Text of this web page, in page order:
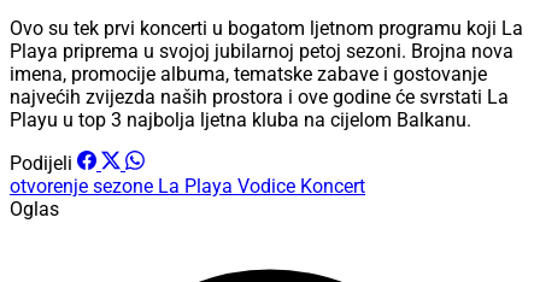
Ovo su tek prvi koncerti u bogatom ljetnom programu koji La
Playa priprema u svojoj jubilarnoj petoj sezoni. Brojna nova
imena, promocije albuma, tematske zabave i gostovanje
najvećih zvijezda naših prostora i ove godine će svrstati La
Playu u top 3 najbolja ljetna kluba na cijelom Balkanu.
Podijeli
otvorenje sezone La Playa Vodice Koncert
Oglas